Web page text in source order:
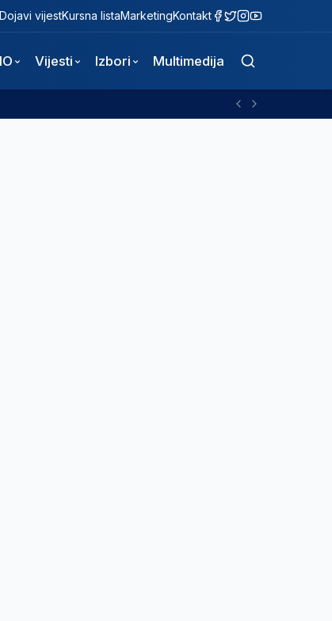
Dojavi vijestKursna listaMarketingKontakt
Vijesti Izbori Multimedija